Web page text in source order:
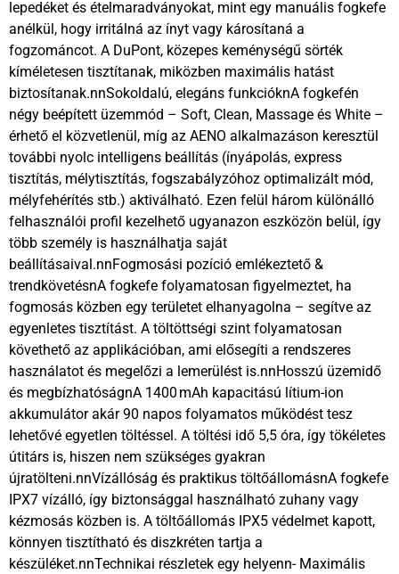
lepedéket és ételmaradványokat, mint egy manuális fogkefe
anélkül, hogy irritálná az ínyt vagy károsítaná a
fogzománcot. A DuPont, közepes keménységű sörték
kíméletesen tisztítanak, miközben maximális hatást
biztosítanak.nnSokoldalú, elegáns funkcióknA fogkefén
négy beépített üzemmód – Soft, Clean, Massage és White –
érhető el közvetlenül, míg az AENO alkalmazáson keresztül
további nyolc intelligens beállítás (ínyápolás, express
tisztítás, mélytisztítás, fogszabályzóhoz optimalizált mód,
mélyfehérítés stb.) aktiválható. Ezen felül három különálló
felhasználói profil kezelhető ugyanazon eszközön belül, így
több személy is használhatja saját
beállításaival.nnFogmosási pozíció emlékeztető &
trendkövetésnA fogkefe folyamatosan figyelmeztet, ha
fogmosás közben egy területet elhanyagolna – segítve az
egyenletes tisztítást. A töltöttségi szint folyamatosan
követhető az applikációban, ami elősegíti a rendszeres
használatot és megelőzi a lemerülést is.nnHosszú üzemidő
és megbízhatóságnA 1400 mAh kapacitású lítium-ion
akkumulátor akár 90 napos folyamatos működést tesz
lehetővé egyetlen töltéssel. A töltési idő 5,5 óra, így tökéletes
útitárs is, hiszen nem szükséges gyakran
újratölteni.nnVízállóság és praktikus töltőállomásnA fogkefe
IPX7 vízálló, így biztonsággal használható zuhany vagy
kézmosás közben is. A töltőállomás IPX5 védelmet kapott,
könnyen tisztítható és diszkréten tartja a
készüléket.nnTechnikai részletek egy helyenn- Maximális